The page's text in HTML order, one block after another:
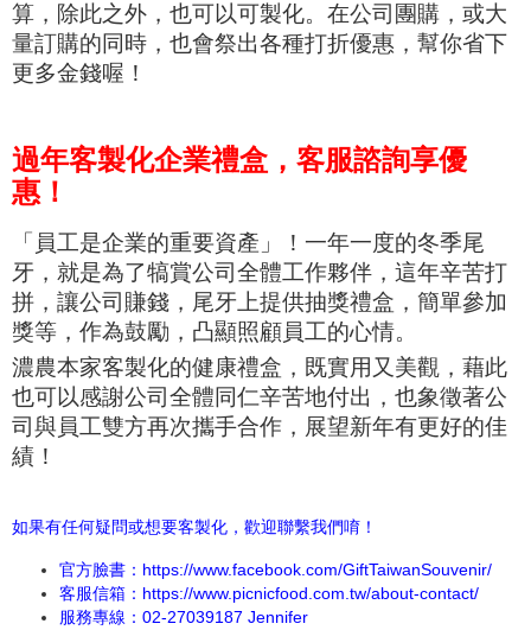
算，除此之外，也可以可製化。在公司團購，或大
量訂購的同時，也會祭出各種打折優惠，幫你省下
更多金錢喔！
過年客製化企業禮盒，客服諮詢享優
惠！
「員工是企業的重要資產」！ 一年一度的冬季尾
牙，就是為了犒賞公司全體工作夥伴，這年辛苦打
拼，讓公司賺錢，尾牙上提供抽獎禮盒，簡單參加
獎等，作為鼓勵， 凸顯照顧員工的心情。
濃農本家客製化的健康禮盒，既實用又美觀，藉此
也可以感謝公司全體同仁辛苦地付出，也象徵著公
司與員工雙方再次攜手合作， 展望新年有更好的佳
績！
如果有任何疑問或想要客製化，歡迎聯繫我們唷！
官方臉書： https://www.facebook.com/GiftTaiwanSouvenir/
客服信箱：https://www.picnicfood.com.tw/about-contact/
服務專線：02-27039187 Jennifer